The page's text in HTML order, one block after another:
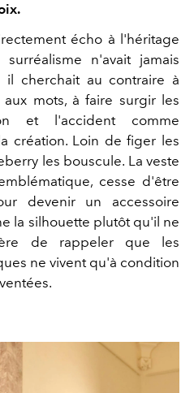
écho à l'héritage
surréalisme n'avait jamais
cherchait au contraire à
mots, à faire surgir les
et l'accident comme
création. Loin de figer les
les bouscule. La veste
cesse d'être
devenir un accessoire
la silhouette plutôt qu'il ne
de rappeler que les
ne vivent qu'à condition